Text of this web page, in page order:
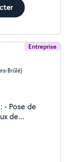
Entreprise
Brûlé)
de
isolation,
de
- Petit